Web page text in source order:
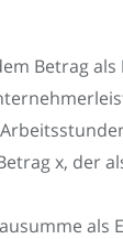
Betrag als
x, der
als